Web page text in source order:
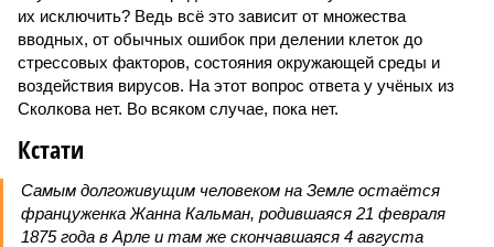
их исключить? Ведь всё это зависит от множества
вводных, от обычных ошибок при делении клеток до
стрессовых факторов, состояния окружающей среды и
воздействия вирусов. На этот вопрос ответа у учёных из
Сколкова нет. Во всяком случае, пока нет.
Кстати
Самым долгоживущим человеком на Земле остаётся
француженка Жанна Кальман, родившаяся 21 февраля
1875 года в Арле и там же скончавшаяся 4 августа